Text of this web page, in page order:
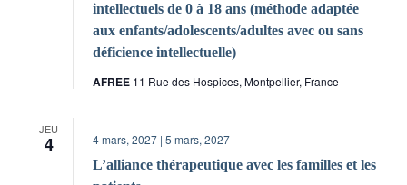
intellectuels de 0 à 18 ans (méthode adaptée
aux enfants/adolescents/adultes avec ou sans
déficience intellectuelle)
AFREE 11 Rue des Hospices, Montpellier, France
JEU
4
L’alliance thérapeutique avec les familles et les
4 mars, 2027| 5 mars, 2027